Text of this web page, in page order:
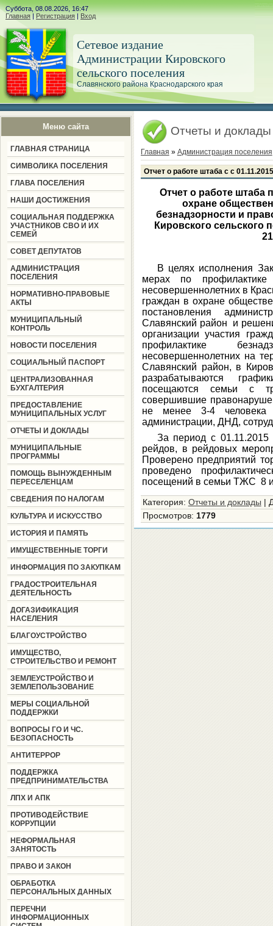
Суббота, 08.08.2026, 16:47
Главная | Регистрация | Вход
Сетевое издание
Администрации Кировского
сельского поселения
Славянского района Краснодарского края
Меню сайта
ГЛАВНАЯ СТРАНИЦА
СИМВОЛИКА ПОСЕЛЕНИЯ
ГЛАВА ПОСЕЛЕНИЯ
НАШИ ДОСТИЖЕНИЯ
СОЦИАЛЬНАЯ ПОДДЕРЖКА
УЧАСТНИКОВ СВО И ИХ
СЕМЕЙ
СОВЕТ ДЕПУТАТОВ
АДМИНИСТРАЦИЯ
ПОСЕЛЕНИЯ
НОРМАТИВНО-ПРАВОВЫЕ
АКТЫ
МУНИЦИПАЛЬНЫЙ
КОНТРОЛЬ
НОВОСТИ ПОСЕЛЕНИЯ
СОЦИАЛЬНЫЙ ПАСПОРТ
ЦЕНТРАЛИЗОВАННАЯ
БУХГАЛТЕРИЯ
ПРЕДОСТАВЛЕНИЕ
МУНИЦИПАЛЬНЫХ УСЛУГ
ОТЧЕТЫ И ДОКЛАДЫ
МУНИЦИПАЛЬНЫЕ
ПРОГРАММЫ
ПОМОЩЬ ВЫНУЖДЕННЫМ
ПЕРЕСЕЛЕНЦАМ
СВЕДЕНИЯ ПО НАЛОГАМ
КУЛЬТУРА И ИСКУССТВО
ИСТОРИЯ И ПАМЯТЬ
ИМУЩЕСТВЕННЫЕ ТОРГИ
ИНФОРМАЦИЯ ПО ЗАКУПКАМ
ГРАДОСТРОИТЕЛЬНАЯ
ДЕЯТЕЛЬНОСТЬ
ДОГАЗИФИКАЦИЯ
НАСЕЛЕНИЯ
БЛАГОУСТРОЙСТВО
ИМУЩЕСТВО,
СТРОИТЕЛЬСТВО И РЕМОНТ
ЗЕМЛЕУСТРОЙСТВО И
ЗЕМЛЕПОЛЬЗОВАНИЕ
МЕРЫ СОЦИАЛЬНОЙ
ПОДДЕРЖКИ
ВОПРОСЫ ГО И ЧС.
БЕЗОПАСНОСТЬ
АНТИТЕРРОР
ПОДДЕРЖКА
ПРЕДПРИНИМАТЕЛЬСТВА
ЛПХ И АПК
ПРОТИВОДЕЙСТВИЕ
КОРРУПЦИИ
НЕФОРМАЛЬНАЯ
ЗАНЯТОСТЬ
ПРАВО И ЗАКОН
ОБРАБОТКА
ПЕРСОНАЛЬНЫХ ДАННЫХ
ПЕРЕЧНИ
ИНФОРМАЦИОННЫХ
Отчеты и доклады
Главная » Администрация поселения
Отчет о работе штаба с с
Отчет о работе штаба
охране
безнадзорности и
Кировского сельского
В целях исполнения
мерах по профилактике
несовершеннолетних в
граждан в охране
постановления
Славянский район и
организации участия
профилактике
несовершеннолетних на
Славянский район, в
разрабатываются
посещаются семьи с
совершившие
не менее 3-4 человека
администрации, ДНД,
За период с
рейдов, в рейдовых
Проверено предприятий
проведено
посещений в семьи ТЖС 8
Категория: Отчеты и доклады
Просмотров: 1779